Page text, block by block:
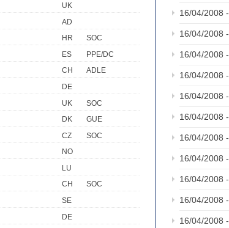
UK
AD
HR
SOC
ES
PPE/DC
CH
ADLE
DE
UK
SOC
DK
GUE
CZ
SOC
NO
LU
CH
SOC
SE
DE
16/04/2008 -
16/04/2008 -
16/04/2008 -
16/04/2008 -
16/04/2008 -
16/04/2008 -
16/04/2008 -
16/04/2008 -
16/04/2008 -
16/04/2008 -
16/04/2008 -